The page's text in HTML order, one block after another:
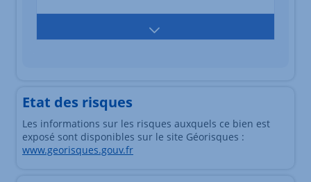
Etat des risques
Les informations sur les risques auxquels ce bien est
exposé sont disponibles sur le site Géorisques :
www.georisques.gouv.fr